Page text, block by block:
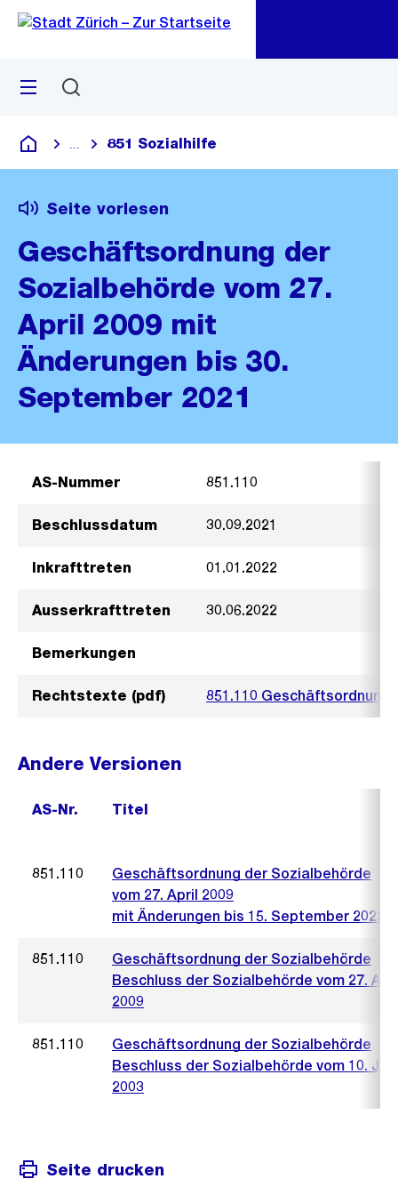
Navigation
Sprunglink
Menü
Deutsch
Blende alle Breadcrumbs ein
851 Sozialhilfe
Seite vorlesen
Geschäftsordnung der
Sozialbehörde vom 27.
April 2009 mit
Änderungen bis 30.
September 2021
AS-Nummer 851.110
Beschlussdatum 30.09.2021
Inkrafttreten 01.01.2022
Ausserkrafttreten 30.06.2022
Bemerkungen
Rechtstexte (pdf) 851.110 Geschäftsordnung
Andere Versionen
AS-Nr. Titel
851.110
Geschäftsordnung der Sozialbehörde
vom 27. April 2009
mit Änderungen bis 15. September 2022
851.110
Geschäftsordnung der Sozialbehörde
Beschluss der Sozialbehörde vom 27.
2009
851.110
Geschäftsordnung der Sozialbehörde
Beschluss der Sozialbehörde vom 10. Juni
2003
Seite drucken